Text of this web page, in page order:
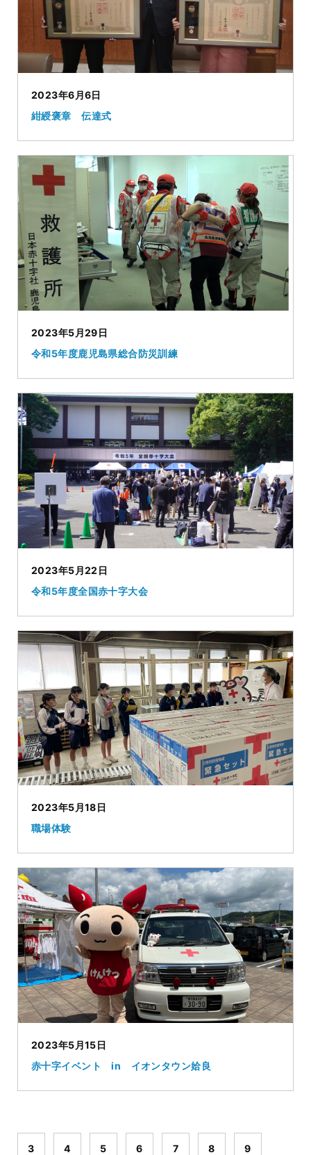
2023年6月6日
紺綬褒章 伝達式
2023年5月29日
令和5年度鹿児島県総合防災訓練
2023年5月22日
令和5年度全国赤十字大会
2023年5月18日
職場体験
2023年5月15日
赤十字イベント in イオンタウン姶良
3 4 5 6 7 8 9